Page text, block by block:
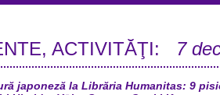
ACTIVITĂŢI: 7
japoneză la Librăria Humanitas: 9